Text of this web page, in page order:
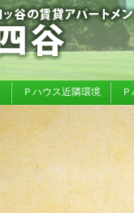
Ｐハウス近隣環境